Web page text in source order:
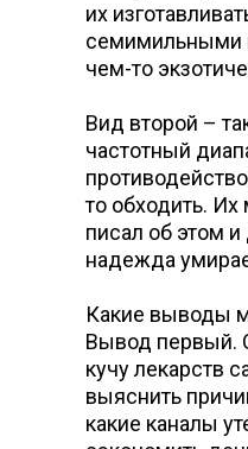
их
семимильными
чем-то
Вид второй –
частотный
то обходить. Их
писал об этом
надежда
Какие выводы
Вывод первый.
кучу лекарств
выяснить
какие каналы